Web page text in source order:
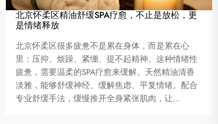
北京怀柔区精油舒缓SPA疗愈，不止是放松，更
是情绪释放
北京怀柔区很多疲惫不是累在身体，而是累在心
里：压抑、烦躁、紧绷、提不起精神。这种情绪性
疲惫，需要温柔的SPA疗愈来缓解。天然精油清香
淡雅，能够舒缓神经、缓解焦虑、平复情绪。配合
专业舒缓手法，缓慢推开全身紧张肌肉，让…